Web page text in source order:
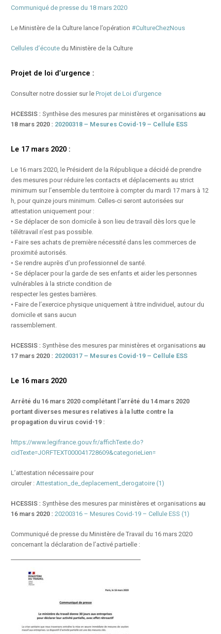
Communiqué de presse du 18 mars 2020
Le Ministère de la Culture lance l’opération #CultureChezNous
Cellules d’écoute du Ministère de la Culture
Projet de loi d’urgence :
Consulter notre dossier sur leProjet de Loi d’urgence
HCESSIS : Synthèse des mesures par ministères et organisations au
18 mars 2020 : 20200318 – Mesures Covid-19 – Cellule ESS
Le 17 mars 2020 :
Le 16 mars 2020, le Président de la République a décidé de prendre
des mesures pour réduire les contacts et déplacements au strict
minimum sur l’ensemble du territoire à compter du mardi 17 mars à 12
h, pour quinze jours minimum. Celles-ci seront autorisées sur
attestation uniquement pour :
• Se déplacer de son domicile à son lieu de travail dès lors que le
télétravail n’est pas possible.
• Faire ses achats de première nécessité dans les commerces de
proximité autorisés.
• Se rendre auprès d’un professionnel de santé.
• Se déplacer pour la garde de ses enfants et aider les personnes
vulnérables à la stricte condition de
respecter les gestes barrières.
• Faire de l’exercice physique uniquement à titre individuel, autour du
domicile et sans aucun
rassemblement.
HCESSIS : Synthèse des mesures par ministères et organisations au
17 mars 2020 : 20200317 – Mesures Covid-19 – Cellule ESS
Le 16 mars 2020
Arrêté du 16 mars 2020 complétant l’arrêté du 14 mars 2020
portant diverses mesures relatives à la lutte contre la
propagation du virus covid-19 :
https://www.legifrance.gouv.fr/affichTexte.do?
cidTexte=JORFTEXT000041728609&categorieLien=
L’attestation nécessaire pour
circuler :Attestation_de_deplacement_derogatoire (1)
HCESSIS : Synthèse des mesures par ministères et organisations au
16 mars 2020 :20200316 – Mesures Covid-19 – Cellule ESS (1)
Communiqué de presse du Ministère de Travail du 16 mars 2020
concernant la déclaration de l’activé partielle :